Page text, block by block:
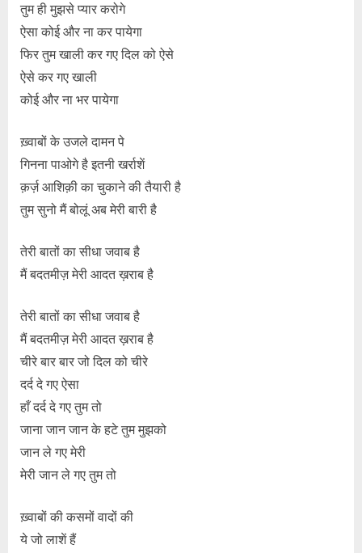
तुम ही मुझसे प्यार करोगे
ऐसा कोई और ना कर पायेगा
फिर तुम खाली कर गए दिल को ऐसे
ऐसे कर गए खाली
कोई और ना भर पायेगा
ख़्वाबों के उजले दामन पे
गिनना पाओगे है इतनी खर्राशें
क़र्ज़ आशिक़ी का चुकाने की तैयारी है
तुम सुनो मैं बोलूं अब मेरी बारी है
तेरी बातों का सीधा जवाब है
मैं बदतमीज़ मेरी आदत ख़राब है
तेरी बातों का सीधा जवाब है
मैं बदतमीज़ मेरी आदत ख़राब है
चीरे बार बार जो दिल को चीरे
दर्द दे गए ऐसा
हाँ दर्द दे गए तुम तो
जाना जान जान के हटे तुम मुझको
जान ले गए मेरी
मेरी जान ले गए तुम तो
ख़्वाबों की कसमों वादों की
ये जो लाशें हैं